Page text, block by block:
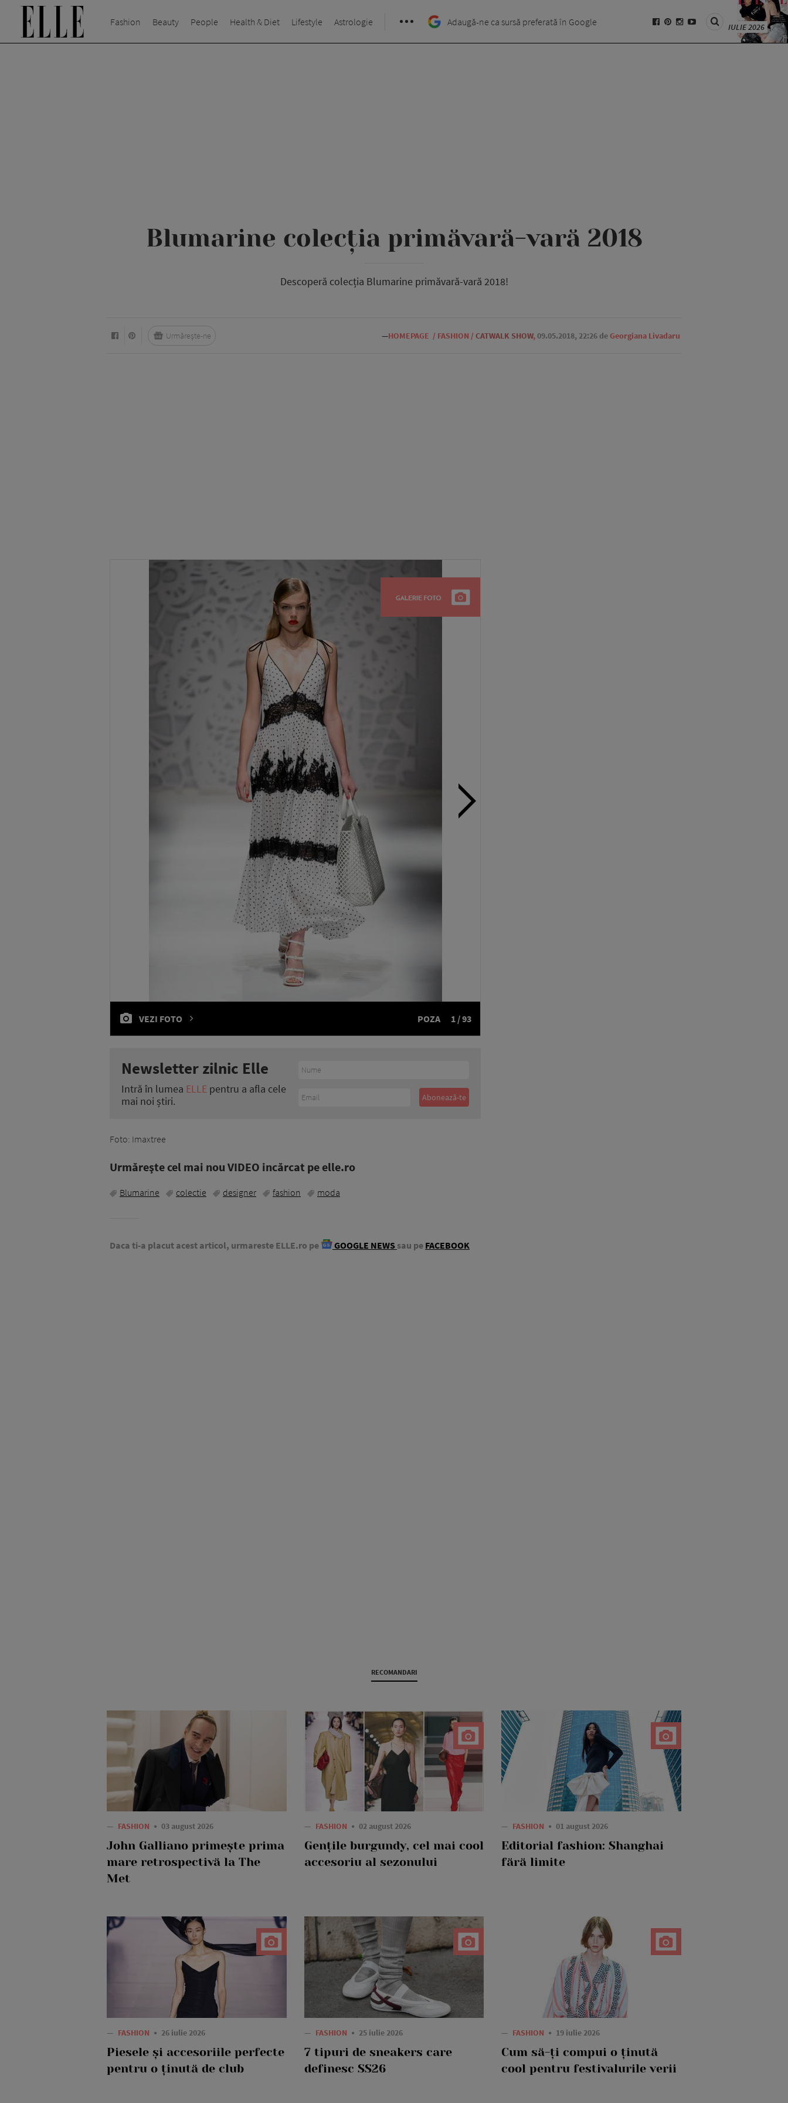
Fashion Beauty People Health & Diet Lifestyle Astrologie Adaugă-ne ca sursă preferată în Google IULIE 2026
Blumarine colecția primăvară-vară 2018
Descoperă colecția Blumarine primăvară-vară 2018!
—HOMEPAGE / FASHION / CATWALK SHOW,09.05.2018, 22:26 deGeorgiana Livadaru
Urmărește-ne
VEZI FOTO POZA 1 / 93
Newsletter zilnic Elle
Intră în lumea ELLE pentru a afla cele
mai noi știri.
Foto: Imaxtree
Urmăreşte cel mai nou VIDEO incărcat pe elle.ro
Blumarine colectie designer fashion moda
Daca ti-a placut acest articol, urmareste ELLE.ro pe GOOGLE NEWS sau pe FACEBOOK
RECOMANDARI
— FASHION 03 august 2026
John Galliano primește prima
mare retrospectivă la The
Met
— FASHION 02 august 2026
Gențile burgundy, cel mai cool
accesoriu al sezonului
— FASHION 01 august 2026
Editorial fashion: Shanghai
fără limite
— FASHION 26 iulie 2026
Piesele și accesoriile perfecte
pentru o ținută de club
— FASHION 25 iulie 2026
7 tipuri de sneakers care
definesc SS26
— FASHION 19 iulie 2026
Cum să-ți compui o ținută
cool pentru festivalurile verii